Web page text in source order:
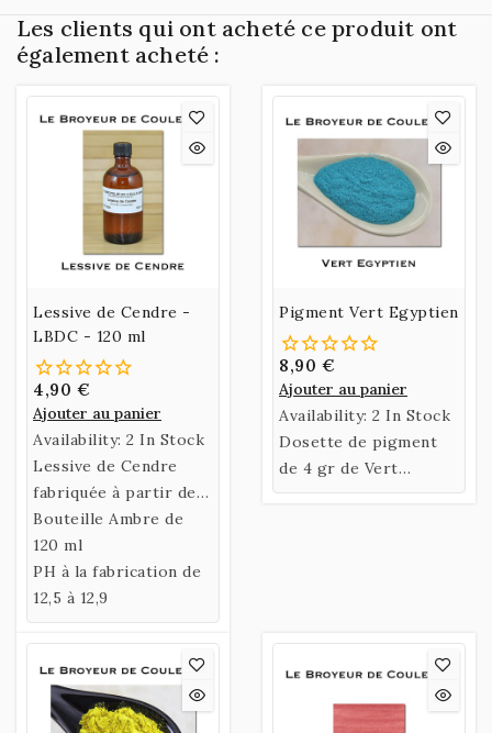
Les clients qui ont acheté ce produit ont
également acheté :
Lessive de Cendre -
LBDC - 120 ml
4,90 €
Ajouter au panier
Availability: 2 In Stock
Lessive de Cendre
fabriquée à partir de
cendres de Chênes -
Solution Basique
Bouteille Ambre de
120 ml
PH à la fabrication de
12,5 à 12,9
Pigment Vert Egyptien
8,90 €
Ajouter au panier
Availability: 2 In Stock
Dosette de pigment
de 4 gr de Vert
Egyptien.